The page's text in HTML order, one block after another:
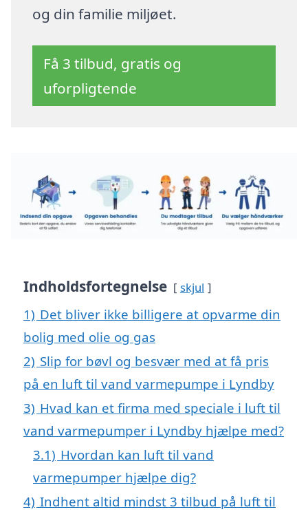
og din familie miljøet.
Få 3 tilbud, gratis og
uforpligtende
Indholdsfortegnelse skjul
1) Det bliver ikke billigere at opvarme din
bolig med olie og gas
2) Slip for bøvl og besvær med at få pris
på en luft til vand varmepumpe i Lyndby
3) Hvad kan et firma med speciale i luft til
vand varmepumper i Lyndby hjælpe med?
3.1) Hvordan kan luft til vand
varmepumper hjælpe dig?
4) Indhent altid mindst 3 tilbud på luft til